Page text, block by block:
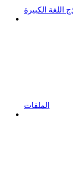
الملفات